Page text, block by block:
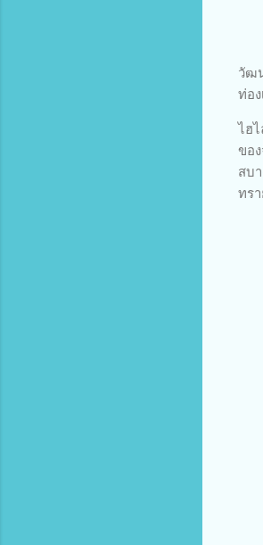
วัฒ
ท่อ
ไฮ
ขอ
สบ
ทร